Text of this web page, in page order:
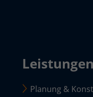
Leistungen
Planung &